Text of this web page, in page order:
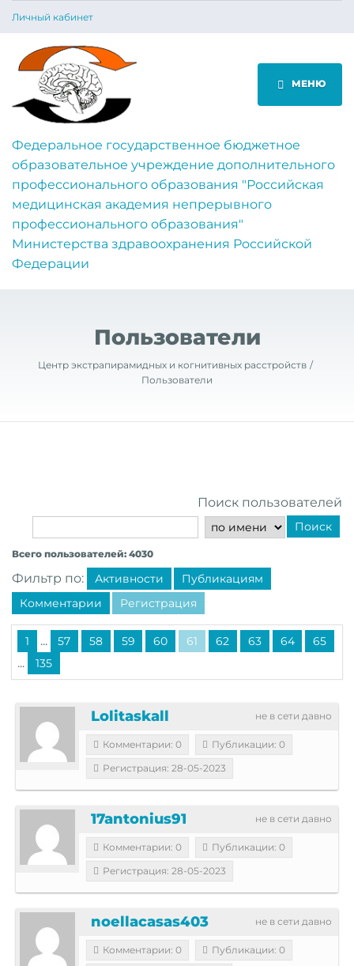
Личный кабинет
МЕНЮ
Федеральное государственное бюджетное
образовательное учреждение дополнительного
профессионального образования "Российская
медицинская академия непрерывного
профессионального образования"
Министерства здравоохранения Российской
Федерации
Пользователи
Центр экстрапирамидных и когнитивных расстройств
Пользователи
Поиск пользователей
Поиск
Всего пользователей: 4030
Фильтр по: Активности
Публикациям
Комментарии
Регистрация
1 ... 57 58 59 60 61 62 63 64 65
... 135
не в сети давно
Lolitaskall
Комментарии: 0
Публикации: 0
Регистрация: 28-05-2023
не в сети давно
17antonius91
Комментарии: 0
Публикации: 0
Регистрация: 28-05-2023
не в сети давно
noellacasas403
Комментарии: 0
Публикации: 0